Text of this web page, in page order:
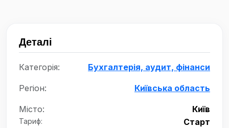
Деталі
Категорія: Бухгалтерія, аудит, фінанси
Регіон: Київська область
Місто: Київ
Тариф: Старт